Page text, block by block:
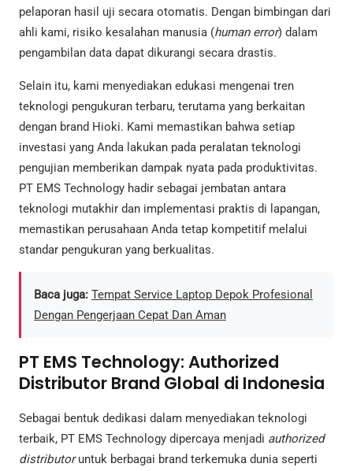
pelaporan hasil uji secara otomatis. Dengan bimbingan dari
ahli kami, risiko kesalahan manusia (human error) dalam
pengambilan data dapat dikurangi secara drastis.
Selain itu, kami menyediakan edukasi mengenai tren
teknologi pengukuran terbaru, terutama yang berkaitan
dengan brand Hioki. Kami memastikan bahwa setiap
investasi yang Anda lakukan pada peralatan teknologi
pengujian memberikan dampak nyata pada produktivitas.
PT EMS Technology hadir sebagai jembatan antara
teknologi mutakhir dan implementasi praktis di lapangan,
memastikan perusahaan Anda tetap kompetitif melalui
standar pengukuran yang berkualitas.
Baca juga: Tempat Service Laptop Depok Profesional
Dengan Pengerjaan Cepat Dan Aman
PT EMS Technology: Authorized
Distributor Brand Global di Indonesia
Sebagai bentuk dedikasi dalam menyediakan teknologi
terbaik, PT EMS Technology dipercaya menjadi authorized
distributoruntuk berbagai brand terkemuka dunia seperti